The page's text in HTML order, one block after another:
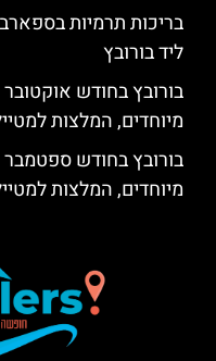
ליד בורובץ
בורובץ בחודש
מיוחדים, המלצות
בורובץ בחודש ספטמבר
מיוחדים, המלצות